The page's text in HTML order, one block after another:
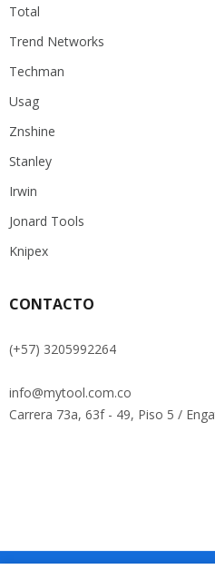
Total
Trend Networks
Techman
Usag
Znshine
Stanley
Irwin
Jonard Tools
Knipex
CONTACTO
(+57) 3205992264
info@mytool.com.co
Carrera 73a, 63f - 49, Piso 5 /